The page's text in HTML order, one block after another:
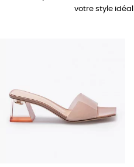
votre style
690,00 €